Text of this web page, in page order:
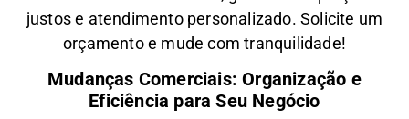
justos e atendimento personalizado. Solicite um
orçamento e mude com tranquilidade!
Mudanças Comerciais: Organização e
Eficiência para Seu Negócio